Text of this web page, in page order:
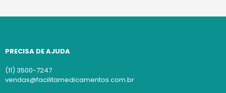
PRECISA DE AJUDA
(11) 3500-7247
vendas@facilitamedicamentos.com.br